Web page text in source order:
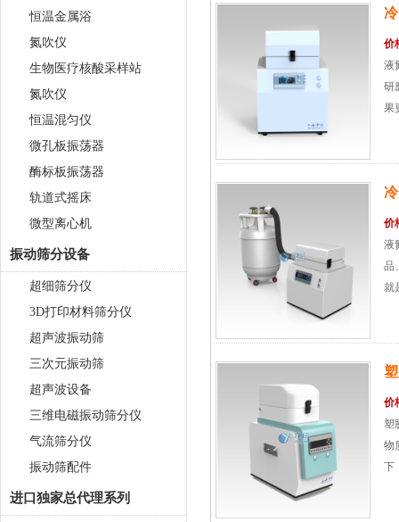
恒温金属浴
氮吹仪
生物医疗核酸采样站
氮吹仪
恒温混匀仪
微孔板振荡器
酶标板振荡器
轨道式摇床
微型离心机
振动筛分设备
超细筛分仪
3D打印材料筛分仪
超声波振动筛
三次元振动筛
超声波设备
三维电磁振动筛分仪
气流筛分仪
振动筛配件
进口独家总代理系列
价
液
研
果
价
液
品
就
价
塑
物
下